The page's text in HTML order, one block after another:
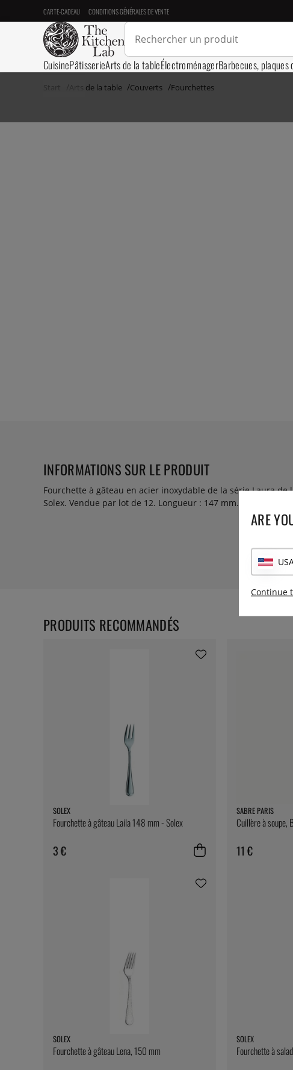
CARTE-CADEAU CONDITIONS GÉNÉRALES DE VENTE
CuisinePâtisserieArts de la tableÉlectroménagerBarbecues, plaques
Start Arts de la table Couverts Fourchettes
INFORMATIONS SUR LE PRODUIT
Fourchette à gâteau en acier inoxydable de la série Laura de
Solex. Vendue par lot de 12. Longueur : 147 mm.
SOLEX
Fourchette à gâteau Laila 148 mm - Solex
3 €
SABRE PARIS
Cuillère à soupe,
11 €
SOLEX
Fourchette à gâteau Lena, 150 mm
SOLEX
Fourchette à
PRODUITS RECOMMANDÉS
ARE
Continue